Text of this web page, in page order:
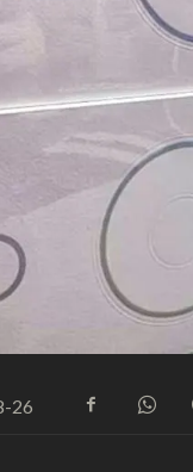
26